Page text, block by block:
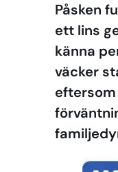
Påsken
ett lins
känna
väcker